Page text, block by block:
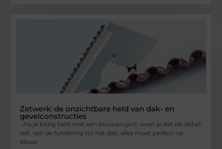
Zetwerk: de onzichtbare held van dak- en
gevelconstructies
Als je bezig bent met een bouwproject, weet je dat elk detail
telt. Van de fundering tot het dak, alles moet perfect op
elkaar